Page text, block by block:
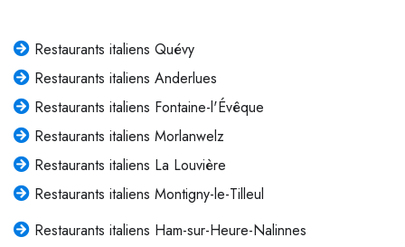
Restaurants italiens Quévy
Restaurants italiens Anderlues
Restaurants italiens Fontaine-l'Évêque
Restaurants italiens Morlanwelz
Restaurants italiens La Louvière
Restaurants italiens Montigny-le-Tilleul
Restaurants italiens Ham-sur-Heure-Nalinnes